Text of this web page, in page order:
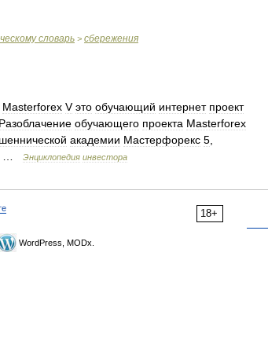
словарь > сбережения
Masterforex V это обучающий интернет проект
Разоблачение обучающего проекта Masterforex
академии Мастерфорекс 5
Энциклопедия инвестора
18+
WordPress, MODx.